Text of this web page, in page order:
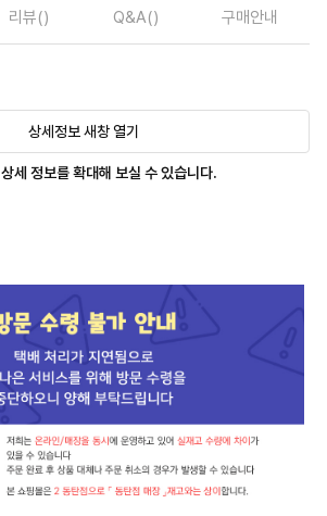
리뷰() Q&A() 구매안내
상세정보 새창 열기
상세 정보를 확대해 보실 수 있습니다.